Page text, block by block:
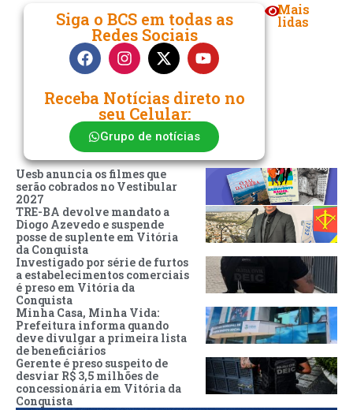
Siga o BCS em todas as
Redes Sociais
Receba Notícias direto no
seu Celular:
Grupo de notícias
Mais
lidas
Uesb anuncia os filmes que
serão cobrados no Vestibular
2027
TRE-BA devolve mandato a
Diogo Azevedo e suspende
posse de suplente em Vitória
da Conquista
Investigado por série de furtos
a estabelecimentos comerciais
é preso em Vitória da
Conquista
Minha Casa, Minha Vida:
Prefeitura informa quando
deve divulgar a primeira lista
de beneficiários
Gerente é preso suspeito de
desviar R$ 3,5 milhões de
concessionária em Vitória da
Conquista